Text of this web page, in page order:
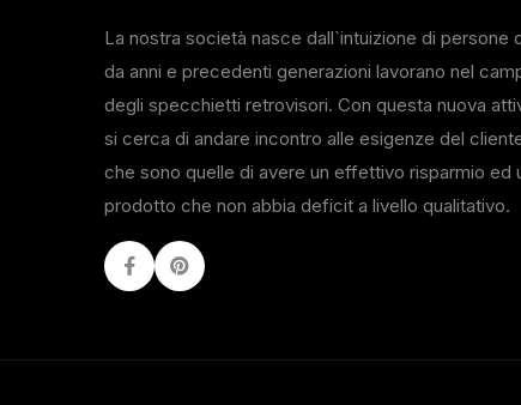
La nostra società nasce dall`intuizione di persone
da anni e precedenti generazioni lavorano nel
degli specchietti retrovisori. Con questa nuova
si cerca di andare incontro alle esigenze del
che sono quelle di avere un effettivo risparmio ed
prodotto che non abbia deficit a livello qualitativo.
FacebookYoutube